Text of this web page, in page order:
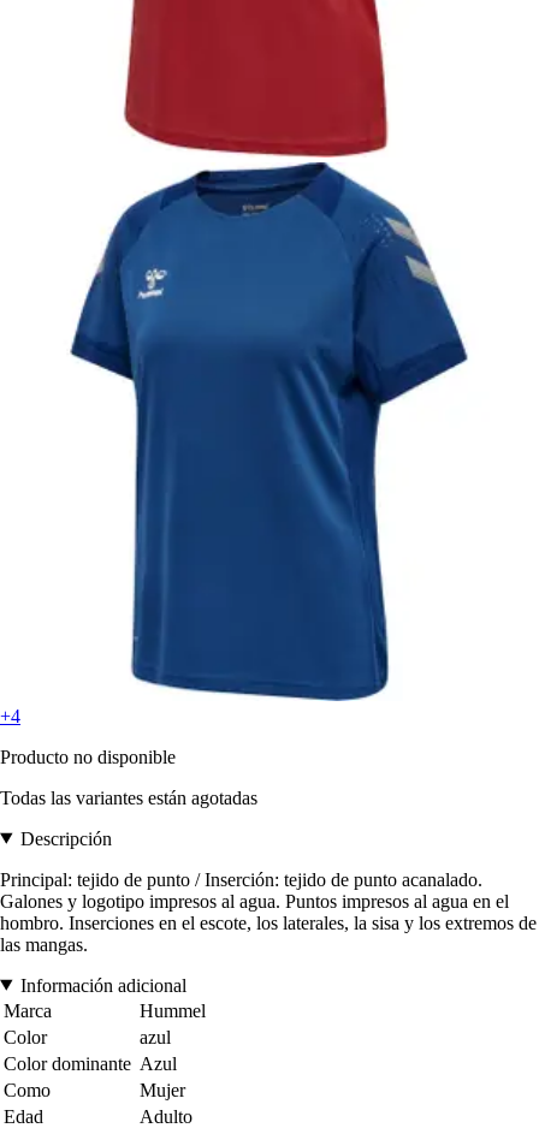
+4
Producto no disponible
Todas las variantes están agotadas
Descripción
Principal: tejido de punto / Inserción: tejido de punto acanalado.
Galones y logotipo impresos al agua. Puntos impresos al agua en el
hombro. Inserciones en el escote, los laterales, la sisa y los extremos de
las mangas.
Información adicional
Marca
Hummel
Color
azul
Color dominante Azul
Como
Mujer
Edad
Adulto